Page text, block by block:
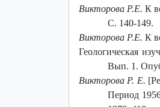
Викторова Р.Е. К
С. 140-149.
Викторова Р.Е. К
Геологическая
Вып. 1.
Викторова Р. Е.
Период